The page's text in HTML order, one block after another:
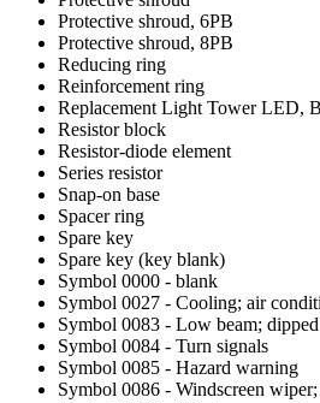
Protective shroud, 6PB
Protective shroud, 8PB
Reducing ring
Reinforcement ring
Replacement Light Tower LED,
Resistor block
Resistor-diode element
Series resistor
Snap-on base
Spacer ring
Spare key
Spare key (key blank)
Symbol 0000 - blank
Symbol 0027 - Cooling; air
Symbol 0083 - Low beam;
Symbol 0084 - Turn signals
Symbol 0085 - Hazard warning
Symbol 0086 - Windscreen